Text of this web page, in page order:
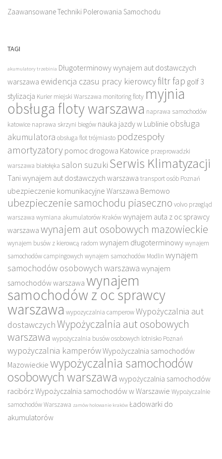
Zaawansowane Techniki Polerowania Samochodu
TAGI
akumulatory trzebinia Długoterminowy wynajem aut dostawczych
warszawa ewidencja czasu pracy kierowcyfiltr fap golf 3
stylizacja Kurier miejski Warszawa monitoring floty myjnia
obsługa floty warszawa naprawa samochodów
katowice naprawa skrzyni biegów nauka jazdy w Lublinie obsługa
akumulatora obsługa flot trójmiasto podzespoły
amortyzatory pomoc drogowa Katowice przeprowadzki
warszawa białołęka salon suzuki Serwis Klimatyzacji
Tani wynajem aut dostawczych warszawa transport osób Poznań
ubezpieczenie komunikacyjne Warszawa Bemowo
ubezpieczenie samochodu piaseczno volvo przegląd
warszawa wymiana akumulatorów Krakówwynajem auta z oc sprawcy
warszawa wynajem aut osobowych mazowieckie
wynajem busów z kierowcą radom wynajem długoterminowywynajem
samochodów campingowych wynajem samochodów Modlin wynajem
samochodów osobowych warszawa wynajem
samochodów warszawa wynajem
samochodów z oc sprawcy
warszawa wypozyczalnia camperowWypożyczalnia aut
dostawczychWypożyczalnia aut osobowych
warszawa wypożyczalnia busów osobowych lotnisko Poznań
wypożyczalnia kamperówWypożyczalnia samochodów
Mazowieckie wypożyczalnia samochodów
osobowych warszawa wypożyczalnia samochodów
racibórzWypożyczalnia samochodów w Warszawie Wypożyczalnie
samochodów Warszawa zamów holowanie kraków Ładowarki do
akumulatorów